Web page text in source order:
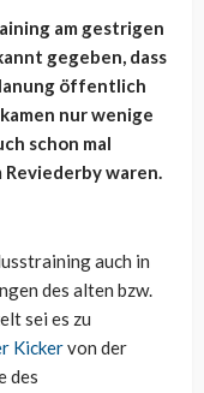
am gestrigen
gegeben, dass
öffentlich
nur wenige
schon mal
Reviederby waren.
auch in
des alten bzw.
sei es zu
Kickervon der
des